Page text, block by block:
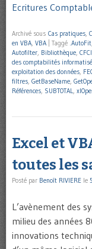
Ecritures
Archivé sous Cas pratiques,
en VBA, VBA Taggé .AutoFit
Autofilter, Bibliothèque, CFCI
des comptabilités
exploitation des données,
filtres, GetBaseName,
Références, SUBTOTAL,
Excel et
toutes les
Posté par Benoît RIVIERE le
L’avènement des
milieu des années
innovations